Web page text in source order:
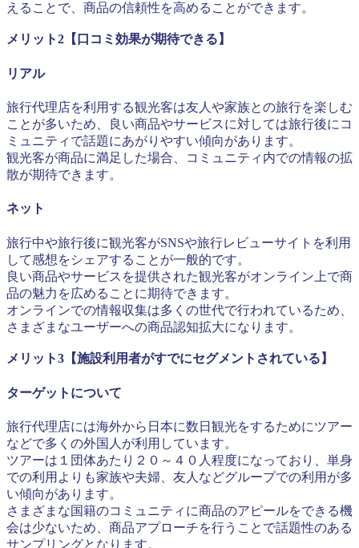
えることで、商品の信頼性を高めることができます。
メリット2【口コミ効果が期待できる】
リアル
旅行代理店を利用する観光客は友人や家族との旅行を楽しむ
ことが多いため、良い商品やサービスに対しては旅行後にコ
ミュニティで話題にあがりやすい傾向があります。
観光客が商品に満足した場合、コミュニティ内での情報の拡
散が期待できます。
ネット
旅行中や旅行後に観光客がSNSや旅行レビューサイトを利用
して感想をシェアすることが一般的です。
良い商品やサービスを提供された観光客がオンライン上で商
品の魅力を広めることに期待できます。
オンラインでの情報収集は多くの世代で行われているため、
さまざまなユーザーへの商品認知拡大になります。
メリット3【施設利用者がすでにセグメントされている】
ターゲットについて
旅行代理店には海外から日本に数日観光をするためにツアー
などで多くの外国人が利用しています。
ツアーは１団体あたり２０～４０人程度になっており、単身
での利用よりも家族や夫婦、友人などグループでの利用が多
い傾向があります。
さまざまな国籍のコミュニティに商品のアピールをできる機
会は少ないため、商品アプローチを行うことで話題性のある
サンプリングとなります。